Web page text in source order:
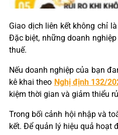
Giao dịch liên kết không chỉ
Đặc biệt, những doanh
thuế.
Nếu doanh nghiệp của bạn
kê khai theo Nghị định 132/
kiệm thời gian và giảm thiểu
Trong bối cảnh hội nhập và
kết. Để quản lý hiệu quả hoạt